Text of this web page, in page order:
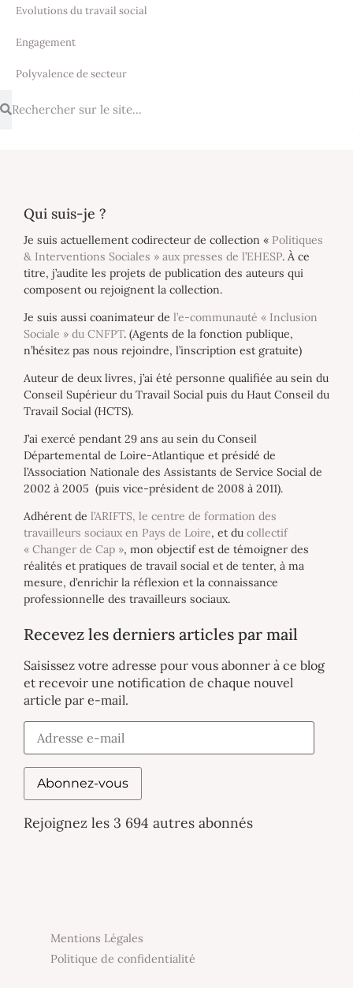
Evolutions du travail social
Engagement
Polyvalence de secteur
Qui suis-je ?
Je suis actuellement codirecteur de collection « Politiques
& Interventions Sociales » aux presses de l’EHESP. À ce
titre, j’audite les projets de publication des auteurs qui
composent ou rejoignent la collection.
Je suis aussi coanimateur de l’e-communauté « Inclusion
Sociale » du CNFPT. (Agents de la fonction publique,
n’hésitez pas nous rejoindre, l’inscription est gratuite)
Auteur de deux livres, j’ai été personne qualifiée au sein du
Conseil Supérieur du Travail Social puis du Haut Conseil du
Travail Social (HCTS).
J’ai exercé pendant 29 ans au sein du Conseil
Départemental de Loire-Atlantique et présidé de
l’Association Nationale des Assistants de Service Social de
2002 à 2005 (puis vice-président de 2008 à 2011).
Adhérent de l’ARIFTS, le centre de formation des
travailleurs sociaux en Pays de Loire, et du collectif
« Changer de Cap », mon objectif est de témoigner des
réalités et pratiques de travail social et de tenter, à ma
mesure, d’enrichir la réflexion et la connaissance
professionnelle des travailleurs sociaux.
Recevez les derniers articles par mail
Saisissez votre adresse pour vous abonner à ce blog
et recevoir une notification de chaque nouvel
article par e-mail.
Abonnez-vous
Rejoignez les 3 694 autres abonnés
Mentions Légales
Politique de confidentialité